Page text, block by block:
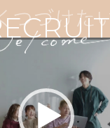
動
ー
ヤ
ー